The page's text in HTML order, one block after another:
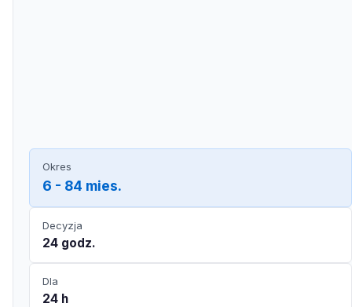
Okres
6 - 84 mies.
Decyzja
24 godz.
Dla
24 h